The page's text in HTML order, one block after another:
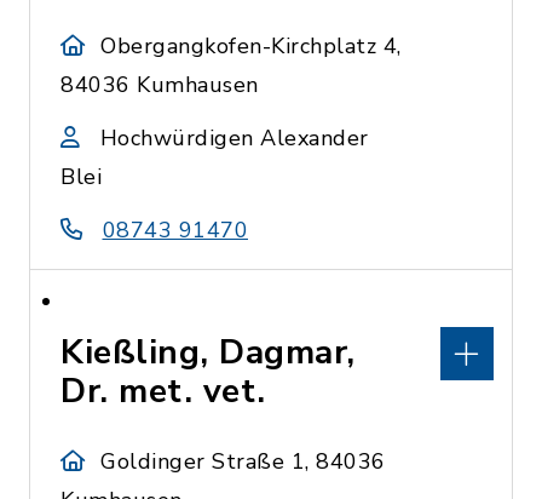
Obergangkofen-Kirchplatz 4,
84036 Kumhausen
Hochwürdigen Alexander
Blei
08743 91470
Kießling, Dagmar,
Dr. met. vet.
Goldinger Straße 1, 84036